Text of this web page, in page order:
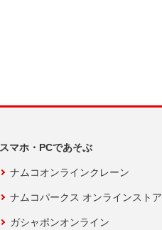
スマホ・PCであそぶ
ナムコオンラインクレーン
ナムコパークス オンラインストア
ガシャポンオンライン